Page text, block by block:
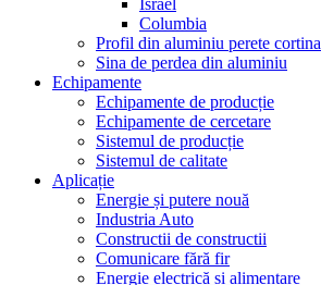
Israel
Columbia
Profil din aluminiu perete cortina
Sina de perdea din aluminiu
Echipamente
Echipamente de producție
Echipamente de cercetare
Sistemul de producție
Sistemul de calitate
Aplicație
Energie și putere nouă
Industria Auto
Constructii de constructii
Comunicare fără fir
Energie electrică și alimentare